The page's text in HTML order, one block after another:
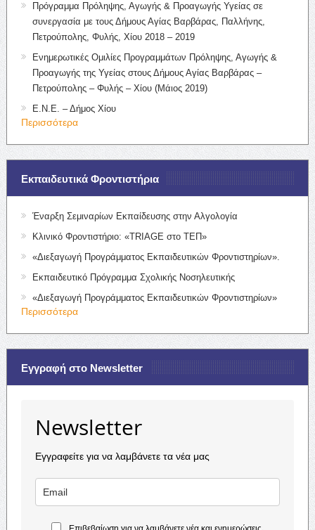
Πρόγραμμα Πρόληψης, Αγωγής & Προαγωγής Υγείας σε
συνεργασία με τους Δήμους Αγίας Βαρβάρας, Παλλήνης,
Πετρούπολης, Φυλής, Χίου 2018 – 2019
Ενημερωτικές Ομιλίες Προγραμμάτων Πρόληψης, Αγωγής &
Προαγωγής της Υγείας στους Δήμους Αγίας Βαρβάρας –
Πετρούπολης – Φυλής – Χίου (Μάιος 2019)
Ε.Ν.Ε. – Δήμος Χίου
Περισσότερα
Εκπαιδευτικά Φροντιστήρια
Έναρξη Σεμιναρίων Εκπαίδευσης στην Αλγολογία
Κλινικό Φροντιστήριο: «TRIAGE στο ΤΕΠ»
«Διεξαγωγή Προγράμματος Εκπαιδευτικών Φροντιστηρίων».
Εκπαιδευτικό Πρόγραμμα Σχολικής Νοσηλευτικής
«Διεξαγωγή Προγράμματος Εκπαιδευτικών Φροντιστηρίων»
Περισσότερα
Εγγραφή στο Newsletter
Newsletter
Εγγραφείτε για να λαμβάνετε τα νέα μας